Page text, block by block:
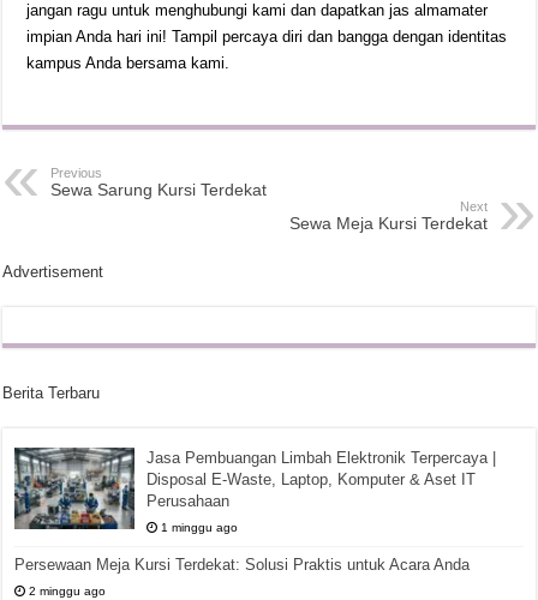
jangan ragu untuk menghubungi kami dan dapatkan jas almamater
impian Anda hari ini! Tampil percaya diri dan bangga dengan identitas
kampus Anda bersama kami.
Previous
Sewa Sarung Kursi Terdekat
Next
Sewa Meja Kursi Terdekat
Advertisement
Berita Terbaru
Jasa Pembuangan Limbah Elektronik Terpercaya |
Disposal E-Waste, Laptop, Komputer & Aset IT
Perusahaan
1 minggu ago
Persewaan Meja Kursi Terdekat: Solusi Praktis untuk Acara Anda
2 minggu ago